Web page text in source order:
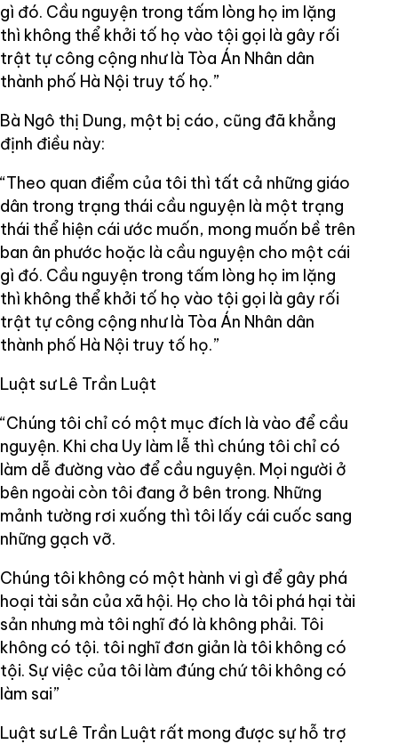
gì đó. Cầu nguyện trong tấm lòng họ im lặng
thì không thể khởi tố họ vào tội gọi là gây rối
trật tự công cộng như là Tòa Án Nhân dân
thành phố Hà Nội truy tố họ.”
Bà Ngô thị Dung, một bị cáo, cũng đã khẳng
định điều này:
“Theo quan điểm của tôi thì tất cả những giáo
dân trong trạng thái cầu nguyện là một trạng
thái thể hiện cái ước muốn, mong muốn bề trên
ban ân phước hoặc là cầu nguyện cho một cái
gì đó. Cầu nguyện trong tấm lòng họ im lặng
thì không thể khởi tố họ vào tội gọi là gây rối
trật tự công cộng như là Tòa Án Nhân dân
thành phố Hà Nội truy tố họ.”
Luật sư Lê Trần Luật
“Chúng tôi chỉ có một mục đích là vào để cầu
nguyện. Khi cha Uy làm lễ thì chúng tôi chỉ có
làm dễ đường vào để cầu nguyện. Mọi người ở
bên ngoài còn tôi đang ở bên trong. Những
mảnh tường rơi xuống thì tôi lấy cái cuốc sang
những gạch vỡ.
Chúng tôi không có một hành vi gì để gây phá
hoại tài sản của xã hội. Họ cho là tôi phá hại tài
sản nhưng mà tôi nghĩ đó là không phải. Tôi
không có tội. tôi nghĩ đơn giản là tôi không có
tội. Sự việc của tôi làm đúng chứ tôi không có
làm sai”
Luật sư Lê Trần Luật rất mong được sự hỗ trợ